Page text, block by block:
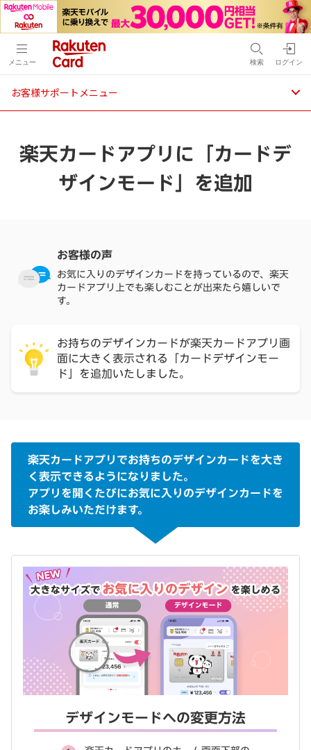
メニュー 検索 ログイン
お客様サポートメニュー
楽天カードアプリに「カードデ
ザインモード」を追加
お客様の声
お気に入りのデザインカードを持っているので、楽天
カードアプリ上でも楽しむことが出来たら嬉しいで
す。
お持ちのデザインカードが楽天カードアプリ画
面に大きく表示される「カードデザインモー
ド」を追加いたしました。
楽天カードアプリでお持ちのデザインカードを大き
く表示できるようになりました。
アプリを開くたびにお気に入りのデザインカードを
お楽しみいただけます。